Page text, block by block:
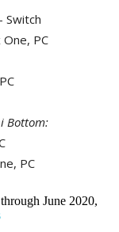
Switch
PC
Bottom:
PC
June 2020,